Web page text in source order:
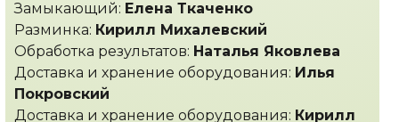
Замыкающий: Елена Ткаченко
Разминка: Кирилл Михалевский
Обработка результатов: Наталья Яковлева
Доставка и хранение оборудования: Илья
Покровский
Доставка и хранение оборудования: Кирилл